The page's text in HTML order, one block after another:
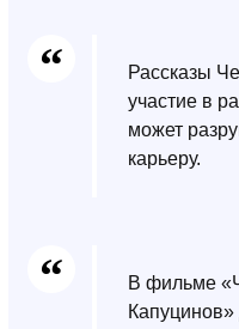
Рассказы
участие в
может
карьеру.
В фильме